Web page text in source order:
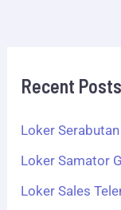
Recent Posts
Loker
Loker Samator
Loker Sales